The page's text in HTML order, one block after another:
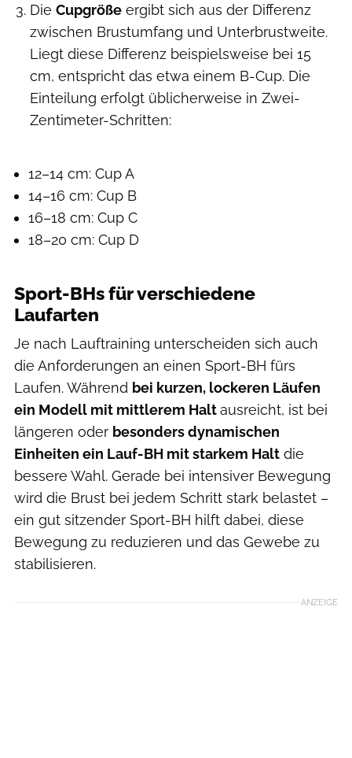
Die Cupgröße ergibt sich aus der Differenz
zwischen Brustumfang und Unterbrustweite.
Liegt diese Differenz beispielsweise bei 15
cm, entspricht das etwa einem B-Cup. Die
Einteilung erfolgt üblicherweise in Zwei-
Zentimeter-Schritten:
12–14 cm: Cup A
14–16 cm: Cup B
16–18 cm: Cup C
18–20 cm: Cup D
Sport-BHs für verschiedene
Laufarten
Je nach Lauftraining unterscheiden sich auch
die Anforderungen an einen Sport-BH fürs
Laufen. Während bei kurzen, lockeren Läufen
ein Modell mit mittlerem Haltausreicht, ist bei
längeren oder besonders dynamischen
Einheiten ein Lauf-BH mit starkem Halt die
bessere Wahl. Gerade bei intensiver Bewegung
wird die Brust bei jedem Schritt stark belastet –
ein gut sitzender Sport-BH hilft dabei, diese
Bewegung zu reduzieren und das Gewebe zu
stabilisieren.
ANZEIGE